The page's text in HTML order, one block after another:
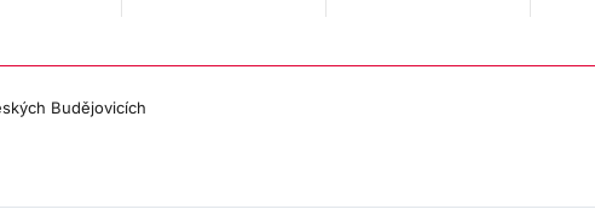
Budějovicích